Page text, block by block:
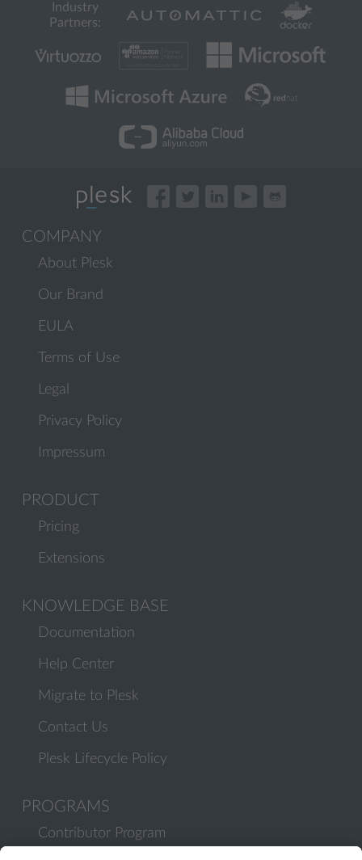
Industry
Partners:
COMPANY
About Plesk
Our Brand
EULA
Terms of Use
Legal
Privacy Policy
Impressum
PRODUCT
Pricing
Extensions
KNOWLEDGE BASE
Documentation
Help Center
Migrate to Plesk
Contact Us
Plesk Lifecycle Policy
PROGRAMS
Contributor Program